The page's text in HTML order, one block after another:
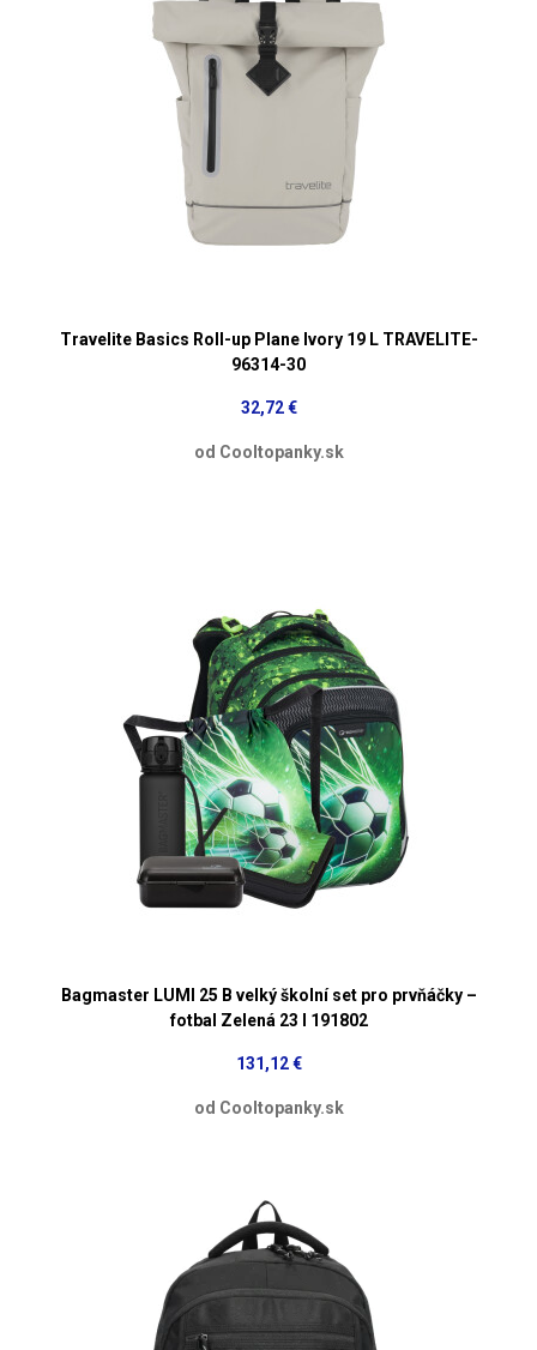
Travelite Basics Roll-up Plane Ivory 19 L TRAVELITE-
96314-30
32,72 €
od Cooltopanky.sk
Bagmaster LUMI 25 B velký školní set pro prvňáčky –
fotbal Zelená 23 l 191802
131,12 €
od Cooltopanky.sk